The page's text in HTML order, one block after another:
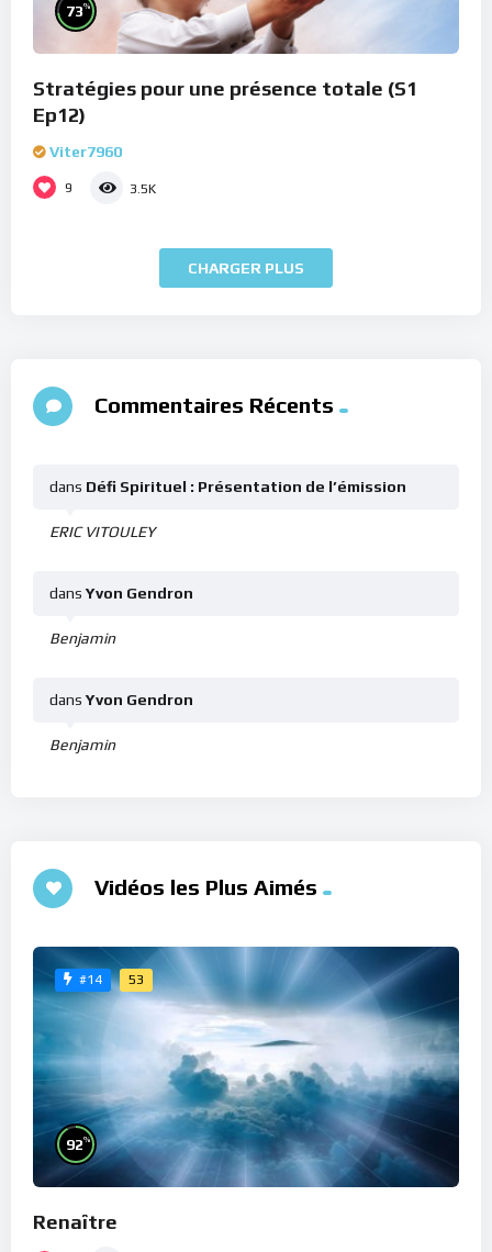
73%
Stratégies pour une présence totale (S1
Ep12)
Viter7960
9 3.5K
CHARGER PLUS
Commentaires Récents
ERIC VITOULEY
dans Défi Spirituel : Présentation de l’émission
Benjamin
dans Yvon Gendron
Benjamin
dans Yvon Gendron
Vidéos les Plus Aimés
#14 53
92%
Renaître